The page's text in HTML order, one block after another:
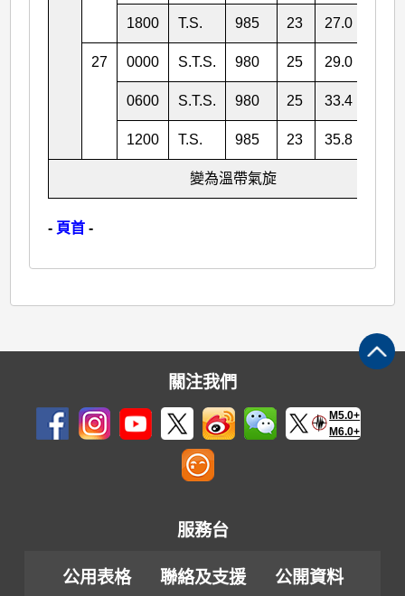
1800 T.S. 985 23 27.0
27 0000 S.T.S. 980 25 29.0
0600 S.T.S. 980 25 33.4
1200 T.S. 985 23 35.8
變為溫帶氣旋
- 頁首 -
關注我們
M5.0+
M6.0+
服務台
公用表格 聯絡及支援
公開資料